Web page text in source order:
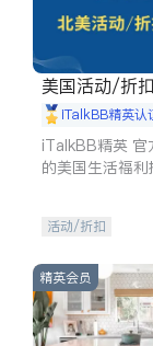
美国活动/折
iTalkBB精英认
iTalkBB精英 官
的美国生活福
专属福利。
活动/折扣
精英会员